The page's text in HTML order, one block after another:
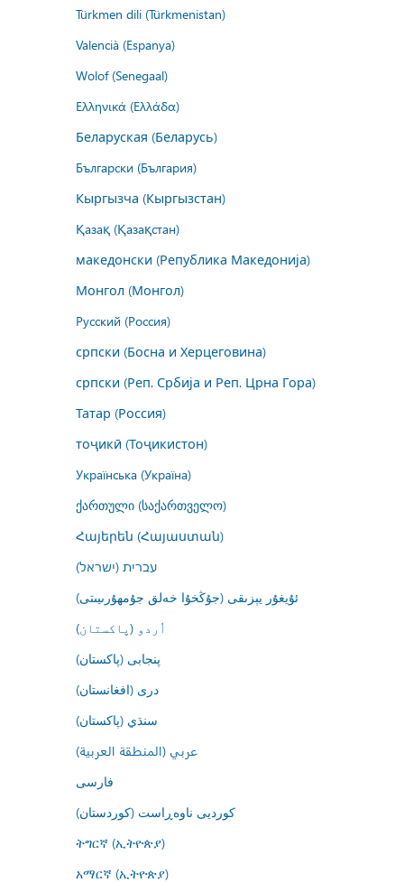
Türkmen dili (Türkmenistan)
Valencià (Espanya)
Wolof (Senegaal)
Ελληνικά (Ελλάδα)
Беларуская (Беларусь)
Български (България)
Кыргызча (Кыргызстан)
Қазақ (Қазақстан)
македонски (Република Македонија)
Монгол (Монгол)
Русский (Россия)
српски (Босна и Херцеговина)
српски (Реп. Србија и Реп. Црна Гора)
Татар (Россия)
тоҷикӣ (Тоҷикистон)
Українська (Україна)
ქართული (საქართველო)
Հայերեն (Հայաստան)
עברית (ישראל)
ئۇيغۇر يېزىقى (جۇڭخۇا خەلق جۇمھۇرىيىتى)
اُردو (پاکستان)
پنجابی (پاکستان)
درى (افغانستان)
سنڌي (پاکستان)
عربي (المنطقة العربية)
فارسى
کوردیی ناوەڕاست (کوردستان)
ትግርኛ (ኢትዮጵያ)
አማርኛ (ኢትዮጵያ)